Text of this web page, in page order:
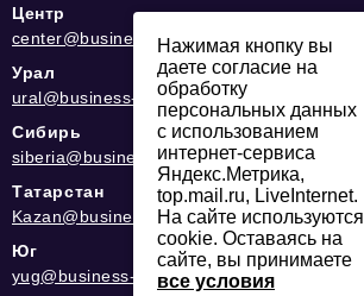
Центр
center@business-magazine.online
Урал
ural@business-magazine.online
Сибирь
siberia@business-magazine.online
Татарстан
Kazan@business-magazine.online
Юг
yug@business-magazine.online
Нажимая кнопку вы
даете согласие на
обработку
персональных данных
с использованием
интернет-сервиса
Яндекс.Метрика,
top.mail.ru, LiveInternet.
На сайте используются
cookie. Оставаясь на
сайте, вы принимаете
все условия